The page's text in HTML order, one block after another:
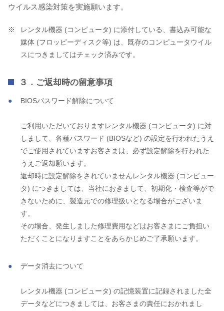
ウイルス感染対策を実施願います。
レンタル機器 (コンピュータ) に添付している、書込み可能な
媒体 (フロッピーディスク等) は、既存のコンピュータウイル
スにつきましてはチェック済みです。
３．ご返却時の留意事項
BIOSパスワード解除について
ご利用いただいておりますレンタル機器 (コンピュータ) に対
しまして、各種パスワード (BIOSなど) の設定を行われたうえ
でご使用されていますお客さまは、必ず設定解除を行われた
うえご返却願います。
返却時に設定解除をされていませんレンタル機器 (コンピュー
タ) につきましては、当社におきまして、初期化・検査等がで
きないために、製造元での修理扱いとなる場合がございま
す。
その場合、発生しました修理費用などはお客さまにご負担い
ただくことになりますことをあらかじめご了承願います。
データ消去について
レンタル機器 (コンピュータ) の記憶装置に記録されました全
データなどにつきましては、お客さまの責任におかれまし